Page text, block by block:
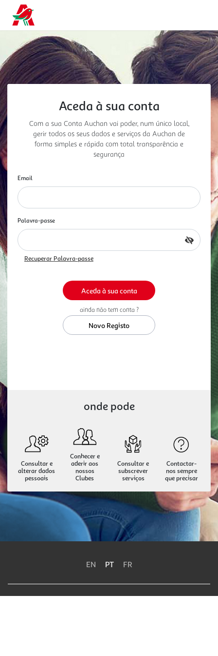
Aceda à sua conta
Com a sua Conta Auchan vai poder, num único local,
gerir todos os seus dados e serviços da Auchan de
forma simples e rápida com total transparência e
segurança
Email
Palavra-passe
Recuperar Palavra-passe
ainda não tem conta ?
Novo Registo
onde pode
Consultar e
alterar dados
pessoais
Conhecer e
aderir aos
nossos
Clubes
Consultar e
subscrever
serviços
Contactar-
nos sempre
que precisar
EN PT FR
Política de Privacidade